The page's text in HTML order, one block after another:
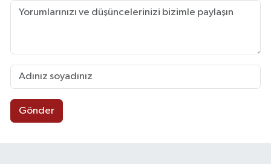
Gönder